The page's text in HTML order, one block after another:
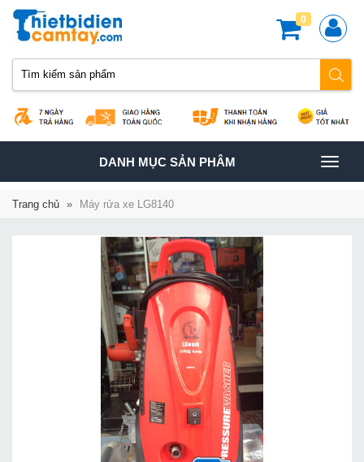
0
TOGGLE
NAVIGATION
DANH MỤC SẢN PHÂM
Trang chủ » Máy rửa xe LG8140